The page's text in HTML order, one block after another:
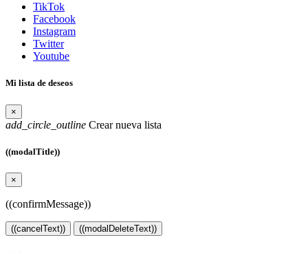
TikTok
Facebook
Instagram
Twitter
Youtube
Mi lista de deseos
×
add_circle_outline Crear nueva lista
((modalTitle))
×
((confirmMessage))
((cancelText)) ((modalDeleteText))